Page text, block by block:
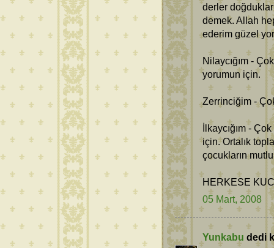
derler
demek. Allah
ederim güzel
Nilaycığım -
yorumun için.
Zerrinciğim -
İlkaycığım -
için. Ortalık
çocukların
HERKESE
05 Mart, 2008
Yunkabu dedi